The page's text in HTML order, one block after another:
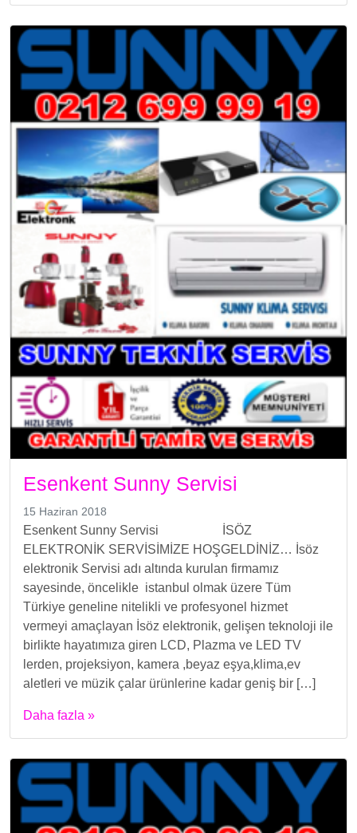
Esenkent Sunny Servisi
15 Haziran 2018
Esenkent Sunny Servisi İSÖZ
ELEKTRONİK SERVİSİMİZE HOŞGELDİNİZ… İsöz
elektronik Servisi adı altında kurulan firmamız
sayesinde, öncelikle istanbul olmak üzere Tüm
Türkiye geneline nitelikli ve profesyonel hizmet
vermeyi amaçlayan İsöz elektronik, gelişen teknoloji ile
birlikte hayatımıza giren LCD, Plazma ve LED TV
lerden, projeksiyon, kamera ,beyaz eşya,klima,ev
aletleri ve müzik çalar ürünlerine kadar geniş bir […]
Daha fazla »